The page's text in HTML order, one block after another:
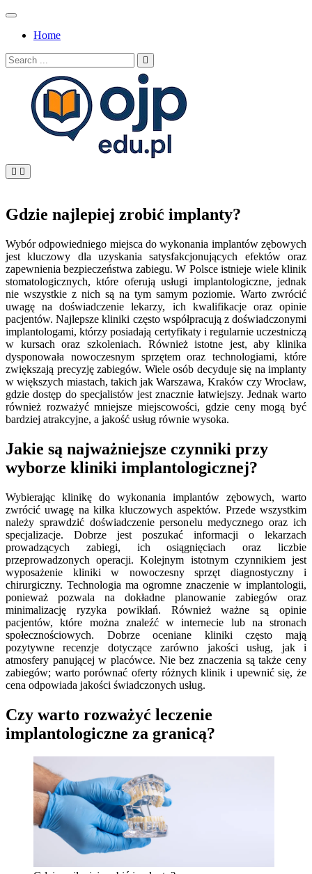
Skip
contentHome
Search
for:
Gdzie najlepiej zrobić implanty?
Wybór odpowiedniego miejsca do wykonania implantów zębowych
jest kluczowy dla uzyskania satysfakcjonujących efektów oraz
zapewnienia bezpieczeństwa zabiegu. W Polsce istnieje wiele klinik
stomatologicznych, które oferują usługi implantologiczne, jednak
nie wszystkie z nich są na tym samym poziomie. Warto zwrócić
uwagę na doświadczenie lekarzy, ich kwalifikacje oraz opinie
pacjentów. Najlepsze kliniki często współpracują z doświadczonymi
implantologami, którzy posiadają certyfikaty i regularnie uczestniczą
w kursach oraz szkoleniach. Również istotne jest, aby klinika
dysponowała nowoczesnym sprzętem oraz technologiami, które
zwiększają precyzję zabiegów. Wiele osób decyduje się na implanty
w większych miastach, takich jak Warszawa, Kraków czy Wrocław,
gdzie dostęp do specjalistów jest znacznie łatwiejszy. Jednak warto
również rozważyć mniejsze miejscowości, gdzie ceny mogą być
bardziej atrakcyjne, a jakość usług równie wysoka.
Jakie są najważniejsze czynniki przy
wyborze kliniki implantologicznej?
Wybierając klinikę do wykonania implantów zębowych, warto
zwrócić uwagę na kilka kluczowych aspektów. Przede wszystkim
należy sprawdzić doświadczenie personelu medycznego oraz ich
specjalizacje. Dobrze jest poszukać informacji o lekarzach
prowadzących zabiegi, ich osiągnięciach oraz liczbie
przeprowadzonych operacji. Kolejnym istotnym czynnikiem jest
wyposażenie kliniki w nowoczesny sprzęt diagnostyczny i
chirurgiczny. Technologia ma ogromne znaczenie w implantologii,
ponieważ pozwala na dokładne planowanie zabiegów oraz
minimalizację ryzyka powikłań. Również ważne są opinie
pacjentów, które można znaleźć w internecie lub na stronach
społecznościowych. Dobrze oceniane kliniki często mają
pozytywne recenzje dotyczące zarówno jakości usług, jak i
atmosfery panującej w placówce. Nie bez znaczenia są także ceny
zabiegów; warto porównać oferty różnych klinik i upewnić się, że
cena odpowiada jakości świadczonych usług.
Czy warto rozważyć leczenie
implantologiczne za granicą?